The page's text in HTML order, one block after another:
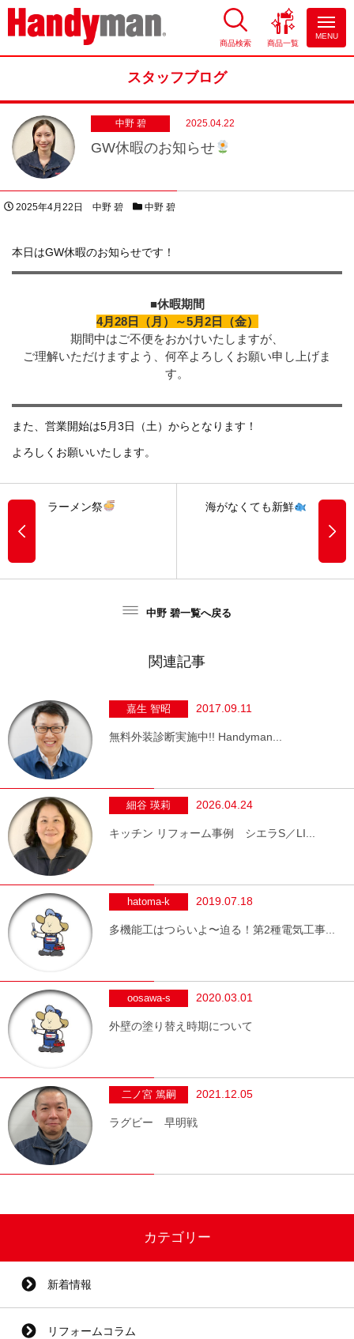
お風呂やキッチンのリフォーム
商品検索 商品一覧
MENU
スタッフブログ
中野 碧 2025.04.22
GW休暇のお知らせ
投稿日
2025年4月22日 著者
中野 碧 スタッフブログカテゴリー
中野 碧
本日はGW休暇のお知らせです！
■休暇期間
4月28日（月）～5月2日（金）
期間中はご不便をおかけいたしますが、
ご理解いただけますよう、何卒よろしくお願い申し上げま
す。
また、営業開始は5月3日（土）からとなります！
よろしくお願いいたします。
ラーメン祭 海がなくても新鮮
中野 碧一覧へ戻る
関連記事
嘉生 智昭 2017.09.11
無料外装診断実施中!! Handyman...
細谷 瑛莉 2026.04.24
キッチン リフォーム事例 シエラS／LI...
hatoma-k 2019.07.18
多機能工はつらいよ〜迫る！第2種電気工事...
oosawa-s 2020.03.01
外壁の塗り替え時期について
二ノ宮 篤嗣 2021.12.05
ラグビー 早明戦
カテゴリー
新着情報
リフォームコラム